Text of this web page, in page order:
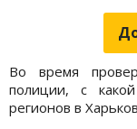
Во время
полиции, с
регионов в